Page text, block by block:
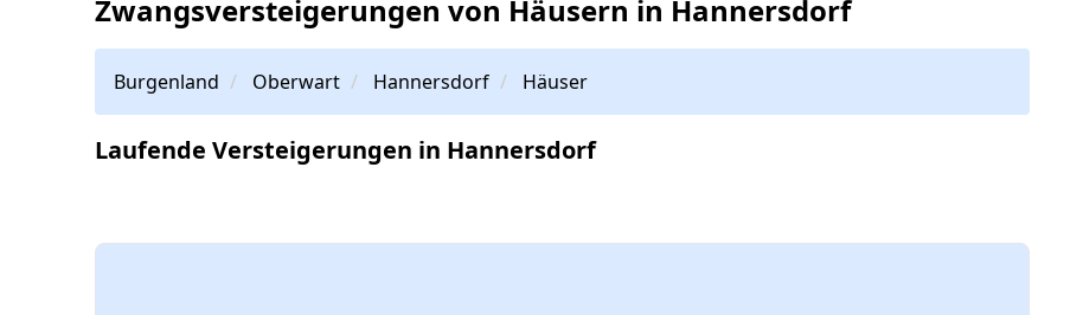
Zwangsversteigerungen von Häusern in Hannersdorf
Burgenland Oberwart Hannersdorf Häuser
Laufende Versteigerungen in Hannersdorf